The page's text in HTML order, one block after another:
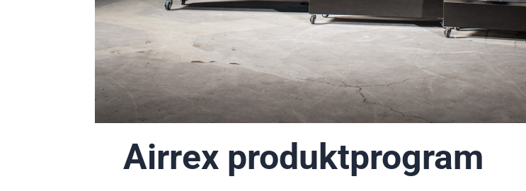
Airrex produktprogram